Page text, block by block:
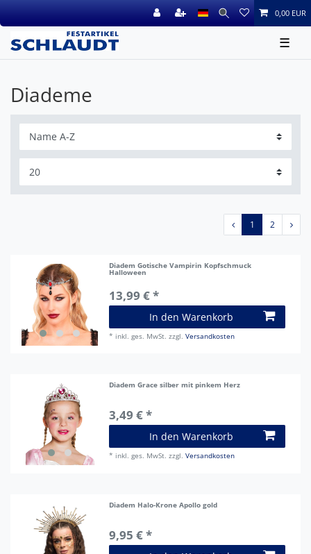
0,00 EUR
☰
Diademe
1 2
Diadem Gotische Vampirin Kopfschmuck
Halloween
13,99 € *
In den Warenkorb
* inkl. ges. MwSt. zzgl.Versandkosten
Diadem Grace silber mit pinkem Herz
3,49 € *
In den Warenkorb
* inkl. ges. MwSt. zzgl.Versandkosten
Diadem Halo-Krone Apollo gold
9,95 € *